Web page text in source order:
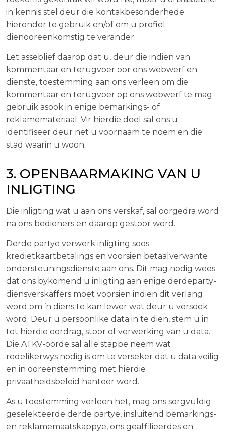
in kennis stel deur die kontakbesonderhede
hieronder te gebruik en/of om u profiel
dienooreenkomstig te verander.
Let asseblief daarop dat u, deur die indien van
kommentaar en terugvoer oor ons webwerf en
dienste, toestemming aan ons verleen om die
kommentaar en terugvoer op ons webwerf te mag
gebruik asook in enige bemarkings- of
reklamemateriaal. Vir hierdie doel sal ons u
identifiseer deur net u voornaam te noem en die
stad waarin u woon.
3. OPENBAARMAKING VAN U
INLIGTING
Die inligting wat u aan ons verskaf, sal oorgedra word
na ons bedieners en daarop gestoor word.
Derde partye verwerk inligting soos
kredietkaartbetalings en voorsien betaalverwante
ondersteuningsdienste aan ons. Dit mag nodig wees
dat ons bykomend u inligting aan enige derdeparty-
diensverskaffers moet voorsien indien dit verlang
word om ’n diens te kan lewer wat deur u versoek
word. Deur u persoonlike data in te dien, stem u in
tot hierdie oordrag, stoor of verwerking van u data.
Die ATKV-oorde sal alle stappe neem wat
redelikerwys nodig is om te verseker dat u data veilig
en in ooreenstemming met hierdie
privaatheidsbeleid hanteer word.
As u toestemming verleen het, mag ons sorgvuldig
geselekteerde derde partye, insluitend bemarkings-
en reklamemaatskappye, ons geaffilieerdes en